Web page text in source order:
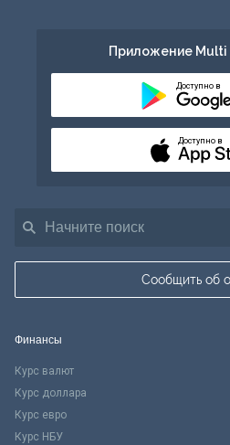
Сообщить об
Приложение
Доступно в
Доступно в
Финансы
Курс валют
Курс доллара
Курс евро
Курс НБУ